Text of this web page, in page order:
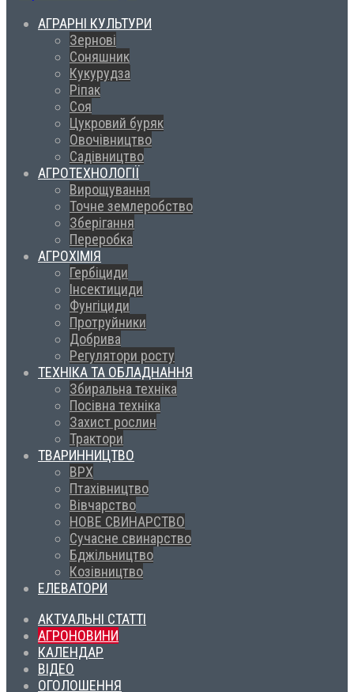
АГРАРНІ КУЛЬТУРИ
Зернові
Соняшник
Кукурудза
Ріпак
Соя
Цукровий буряк
Овочівництво
Садівництво
АГРОТЕХНОЛОГІЇ
Вирощування
Точне землеробство
Зберігання
Переробка
АГРОХІМІЯ
Гербіциди
Інсектициди
Фунгіциди
Протруйники
Добрива
Регулятори росту
ТЕХНІКА ТА ОБЛАДНАННЯ
Збиральна техніка
Посівна техніка
Захист рослин
Трактори
ТВАРИННИЦТВО
ВРХ
Птахівництво
Вівчарство
НОВЕ СВИНАРСТВО
Сучасне свинарство
Бджільництво
Козівництво
ЕЛЕВАТОРИ
АКТУАЛЬНІ СТАТТІ
АГРОНОВИНИ
КАЛЕНДАР
ВІДЕО
ОГОЛОШЕННЯ